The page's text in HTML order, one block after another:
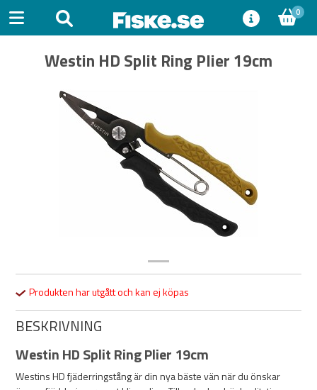
0
Westin HD Split Ring Plier 19cm
Produkten har utgått och kan ej köpas
BESKRIVNING
Westin HD Split Ring Plier 19cm
Westins HD fjäderringstång är din nya bäste vän när du önskar